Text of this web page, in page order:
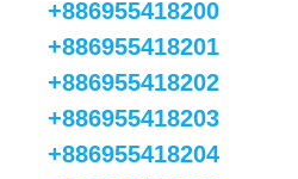
+886955418200
+886955418201
+886955418202
+886955418203
+886955418204